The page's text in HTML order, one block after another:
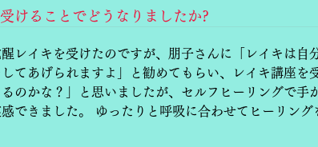
けることでどうなりましたか?
レイキを受けたのですが、朋子さんに「レイキは自
てあげられますよ」と勧めてもらい、レイキ講座を
のかな？」と思いましたが、セルフヒーリングで手
できました。 ゆったりと呼吸に合わせてヒーリング